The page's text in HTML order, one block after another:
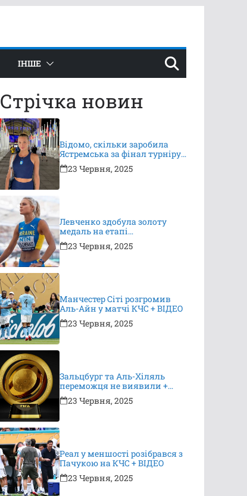
ІНШЕ
Стрічка новин
Відомо, скільки заробила
Ястремська за фінал турніру
в Ноттінгемі
23 Червня, 2025
Левченко здобула золоту
медаль на етапі
Континентального туру
23 Червня, 2025
Манчестер Сіті розгромив
Аль-Айн у матчі КЧС + ВІДЕО
23 Червня, 2025
Зальцбург та Аль-Хіляль
переможця не виявили +
ВІДЕО
23 Червня, 2025
Реал у меншості розібрався з
Пачукою на КЧС + ВІДЕО
23 Червня, 2025